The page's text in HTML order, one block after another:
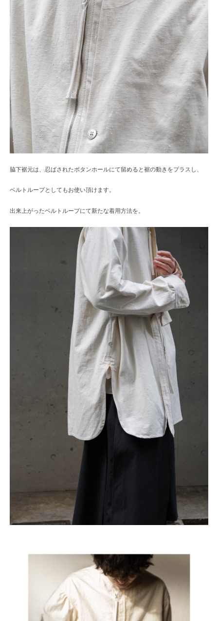
脇下裾元は、忍ばされたボタンホールにて留めると裾の動きをプラスし、
ベルトループとしてもお使い頂けます。
出来上がったベルトループにて新たな着用方法を。